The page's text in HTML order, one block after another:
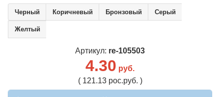
Черный Коричневый Бронзовый Серый
Желтый
Артикул: re-105503
4.30 руб.
( 121.13 рос.руб. )